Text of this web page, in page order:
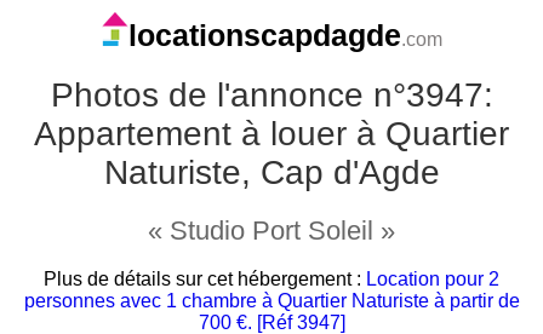
locationscapdagde.com
Photos de l'annonce n°3947:
Appartement à louer à Quartier
Naturiste, Cap d'Agde
« Studio Port Soleil »
Plus de détails sur cet hébergement : Location pour 2
personnes avec 1 chambre à Quartier Naturiste à partir de
700 €. [Réf 3947]